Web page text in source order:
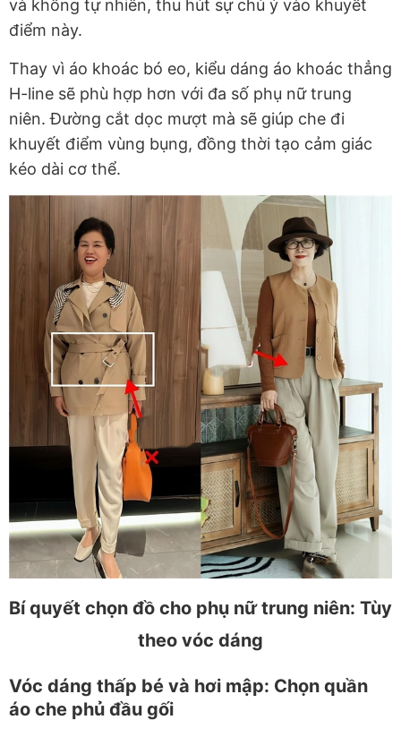
và không tự nhiên, thu hút sự chú ý vào khuyết
điểm này.
Thay vì áo khoác bó eo, kiểu dáng áo khoác thẳng
H-line sẽ phù hợp hơn với đa số phụ nữ trung
niên. Đường cắt dọc mượt mà sẽ giúp che đi
khuyết điểm vùng bụng, đồng thời tạo cảm giác
kéo dài cơ thể.
Bí quyết chọn đồ cho phụ nữ trung niên: Tùy
theo vóc dáng
Vóc dáng thấp bé và hơi mập: Chọn quần
áo che phủ đầu gối